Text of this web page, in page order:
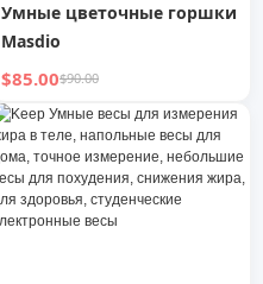
Умные цветочные горшки
Masdio
$85.00$90.00